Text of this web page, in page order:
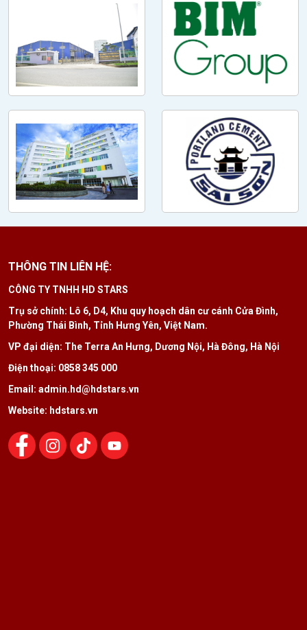
THÔNG TIN LIÊN HỆ:
CÔNG TY TNHH HD STARS
Trụ sở chính: Lô 6, D4, Khu quy hoạch dân cư cánh Cửa Đình,
Phường Thái Bình, Tỉnh Hưng Yên, Việt Nam.
VP đại diện: The Terra An Hưng, Dương Nội, Hà Đông, Hà Nội
Điện thoại: 0858 345 000
Email: admin.hd@hdstars.vn
Website: hdstars.vn